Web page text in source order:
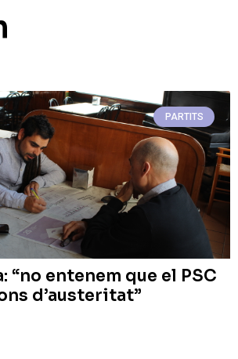
PARTITS
“no entenem que el PSC
d’austeritat”